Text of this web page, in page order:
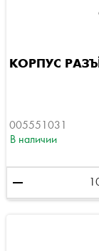
КОРПУС
005551031
В наличии
remove